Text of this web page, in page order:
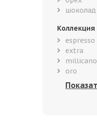
шоколад
Коллекция
espresso
extra
millicano
oro